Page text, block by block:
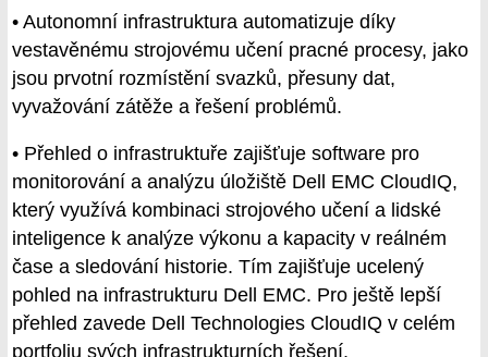
• Autonomní infrastruktura automatizuje díky
vestavěnému strojovému učení pracné procesy, jako
jsou prvotní rozmístění svazků, přesuny dat,
vyvažování zátěže a řešení problémů.
• Přehled o infrastruktuře zajišťuje software pro
monitorování a analýzu úložiště Dell EMC CloudIQ,
který využívá kombinaci strojového učení a lidské
inteligence k analýze výkonu a kapacity v reálném
čase a sledování historie. Tím zajišťuje ucelený
pohled na infrastrukturu Dell EMC. Pro ještě lepší
přehled zavede Dell Technologies CloudIQ v celém
portfoliu svých infrastrukturních řešení.